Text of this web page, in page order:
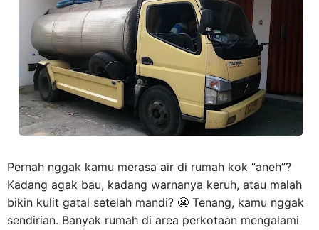
Pernah nggak kamu merasa air di rumah kok “aneh”?
Kadang agak bau, kadang warnanya keruh, atau malah
bikin kulit gatal setelah mandi? 😬 Tenang, kamu nggak
sendirian. Banyak rumah di area perkotaan mengalami